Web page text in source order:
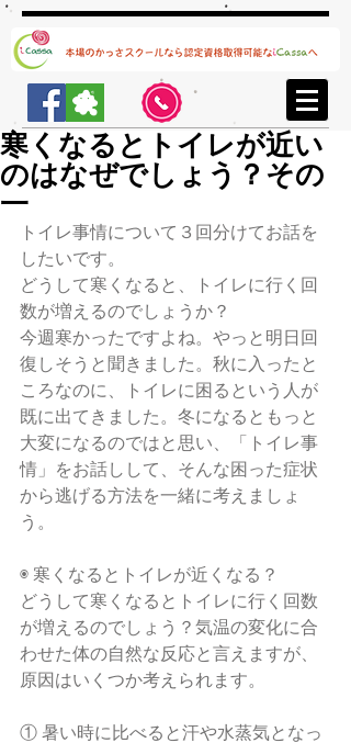
寒くなるとトイレが近い
のはなぜでしょう？その
一
トイレ事情について３回分けてお話を
したいです。
どうして寒くなると、トイレに行く回
数が増えるのでしょうか？
今週寒かったですよね。やっと明日回
復しそうと聞きました。秋に入ったと
ころなのに、トイレに困るという人が
既に出てきました。冬になるともっと
大変になるのではと思い、「トイレ事
情」をお話しして、そんな困った症状
から逃げる方法を一緒に考えましょ
う。
◉ 寒くなるとトイレが近くなる？
どうして寒くなるとトイレに行く回数
が増えるのでしょう？気温の変化に合
わせた体の自然な反応と言えますが、
原因はいくつか考えられます。
① 暑い時に比べると汗や水蒸気となっ